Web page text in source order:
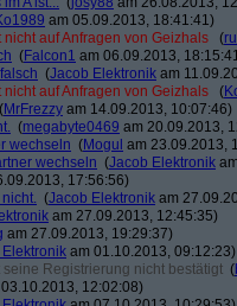
am 05.09.2013, 18:41:41)
nicht auf Anfragen von Geizhals (
(Falcon1 am 06.09.2013,
(Jacob Elektronik am
nicht auf Anfragen von Geizhals (
(MrFrezzy am 14.09.2013, 10:07:46)
(megabyte0469 am 20.09.2013,
wechseln (Mogul am 23.09.2013,
wechseln (Jacob Elektronik
17:56:56)
(Jacob Elektronik am
am 27.09.2013, 12:45:35)
am 27.09.2013, 19:29:37)
am 01.10.2013, 09:12:23)
Registrierung nicht bestätigt (
12:02:08)